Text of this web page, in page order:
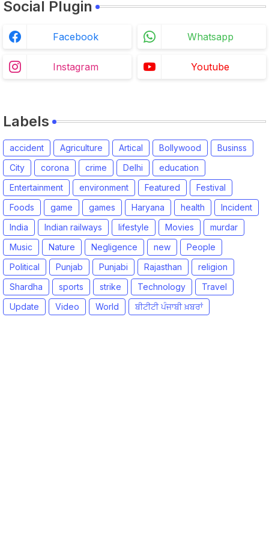
Social Plugin
Facebook Whatsapp
Instagram Youtube
Labels
accident Agriculture Artical Bollywood
Businss
City
corona crime Delhi
education
Entertainment
environment Featured
Festival
Foods
game games Haryana health
Incident
India
Indian railways lifestyle Movies
murdar
Music
Nature Negligence new
People
Political
Punjab Punjabi Rajasthan
religion
Shardha
sports strike Technology
Travel
Update
Video World ਬੀਟੀਟੀ ਪੰਜਾਬੀ ਖ਼ਬਰਾਂ